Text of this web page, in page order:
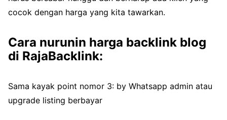
cocok dengan harga yang kita tawarkan.
Cara nurunin harga backlink blog
di RajaBacklink:
Sama kayak point nomor 3: by Whatsapp admin atau
upgrade listing berbayar